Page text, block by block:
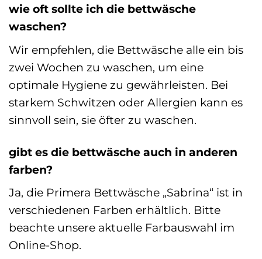
wie oft sollte ich die bettwäsche
waschen?
Wir empfehlen, die Bettwäsche alle ein bis
zwei Wochen zu waschen, um eine
optimale Hygiene zu gewährleisten. Bei
starkem Schwitzen oder Allergien kann es
sinnvoll sein, sie öfter zu waschen.
gibt es die bettwäsche auch in anderen
farben?
Ja, die Primera Bettwäsche „Sabrina“ ist in
verschiedenen Farben erhältlich. Bitte
beachte unsere aktuelle Farbauswahl im
Online-Shop.